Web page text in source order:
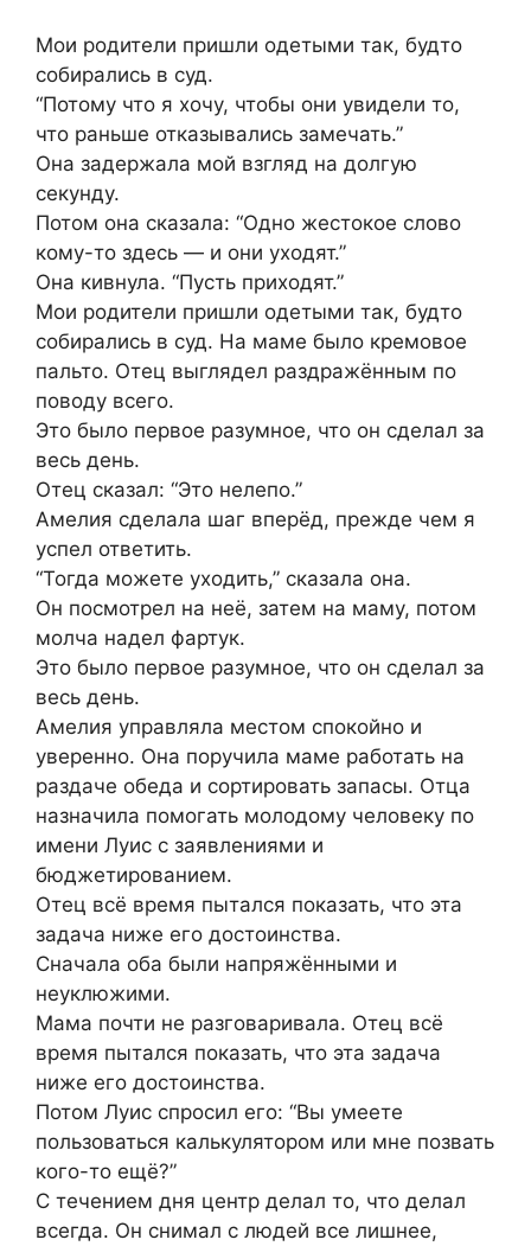
Мои родители пришли одетыми так, будто
собирались в суд.
“Потому что я хочу, чтобы они увидели то,
что раньше отказывались замечать.”
Она задержала мой взгляд на долгую
секунду.
Потом она сказала: “Одно жестокое слово
кому-то здесь — и они уходят.”
Она кивнула. “Пусть приходят.”
Мои родители пришли одетыми так, будто
собирались в суд. На маме было кремовое
пальто. Отец выглядел раздражённым по
поводу всего.
Это было первое разумное, что он сделал за
весь день.
Отец сказал: “Это нелепо.”
Амелия сделала шаг вперёд, прежде чем я
успел ответить.
“Тогда можете уходить,” сказала она.
Он посмотрел на неё, затем на маму, потом
молча надел фартук.
Это было первое разумное, что он сделал за
весь день.
Амелия управляла местом спокойно и
уверенно. Она поручила маме работать на
раздаче обеда и сортировать запасы. Отца
назначила помогать молодому человеку по
имени Луис с заявлениями и
бюджетированием.
Отец всё время пытался показать, что эта
задача ниже его достоинства.
Сначала оба были напряжёнными и
неуклюжими.
Мама почти не разговаривала. Отец всё
время пытался показать, что эта задача
ниже его достоинства.
Потом Луис спросил его: “Вы умеете
пользоваться калькулятором или мне позвать
кого-то ещё?”
С течением дня центр делал то, что делал
всегда. Он снимал с людей все лишнее,